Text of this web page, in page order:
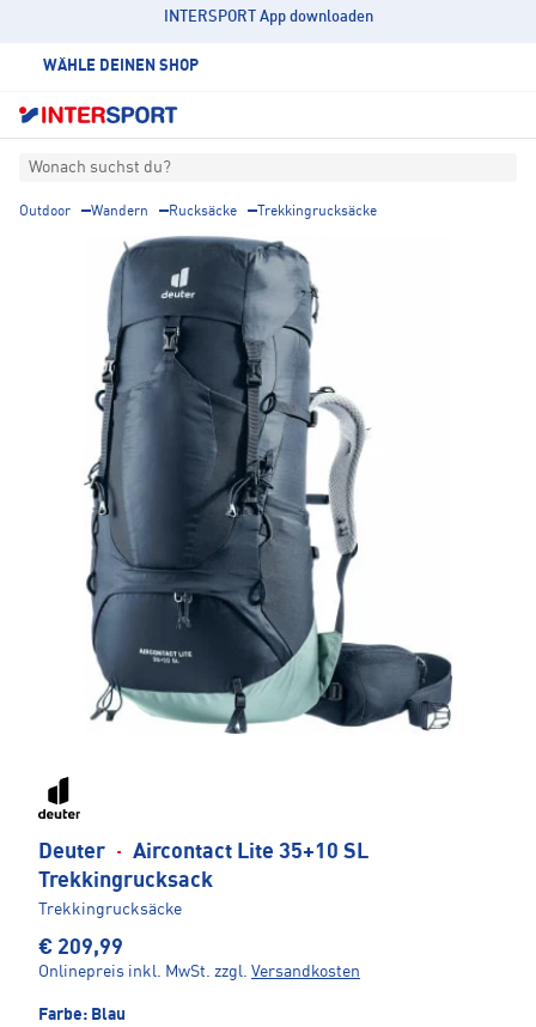
INTERSPORT App downloaden
WÄHLE DEINEN SHOP
Wonach suchst du?
Outdoor Wandern Rucksäcke Trekkingrucksäcke
Deuter · Aircontact Lite 35+10 SL
Trekkingrucksack
Trekkingrucksäcke
€ 209,99
Onlinepreis inkl. MwSt. zzgl. Versandkosten
Farbe: Blau